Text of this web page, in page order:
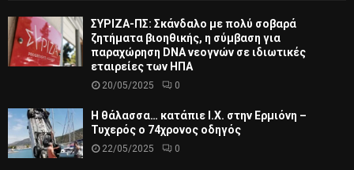
ΣΥΡΙΖΑ-ΠΣ: Σκάνδαλο με πολύ σοβαρά
ζητήματα βιοηθικής, η σύμβαση για
παραχώρηση DNA νεογνών σε ιδιωτικές
εταιρείες των ΗΠΑ
20/05/2025 0
Η θάλασσα… κατάπιε Ι.Χ. στην Ερμιόνη –
Τυχερός ο 74χρονος οδηγός
22/05/2025 0